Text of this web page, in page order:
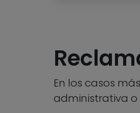
En los casos
administrativa o